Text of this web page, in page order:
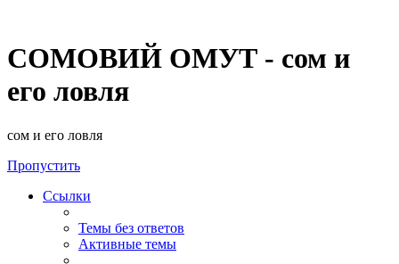
СОМОВИЙ ОМУТ - сом и
его ловля
сом и его ловля
Пропустить
Ссылки
Темы без ответов
Активные темы